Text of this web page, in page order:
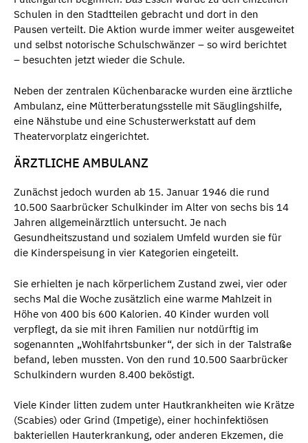
Schulen in den Stadtteilen gebracht und dort in den
Pausen verteilt. Die Aktion wurde immer weiter ausgeweitet
und selbst notorische Schulschwänzer – so wird berichtet
– besuchten jetzt wieder die Schule.
Neben der zentralen Küchenbaracke wurden eine ärztliche
Ambulanz, eine Mütterberatungsstelle mit Säuglingshilfe,
eine Nähstube und eine Schusterwerkstatt auf dem
Theatervorplatz eingerichtet.
ÄRZTLICHE AMBULANZ
Zunächst jedoch wurden ab 15. Januar 1946 die rund
10.500 Saarbrücker Schulkinder im Alter von sechs bis 14
Jahren allgemeinärztlich untersucht. Je nach
Gesundheitszustand und sozialem Umfeld wurden sie für
die Kinderspeisung in vier Kategorien eingeteilt.
Sie erhielten je nach körperlichem Zustand zwei, vier oder
sechs Mal die Woche zusätzlich eine warme Mahlzeit in
Höhe von 400 bis 600 Kalorien. 40 Kinder wurden voll
verpflegt, da sie mit ihren Familien nur notdürftig im
sogenannten „Wohlfahrtsbunker“, der sich in der Talstraße
befand, leben mussten. Von den rund 10.500 Saarbrücker
Schulkindern wurden 8.400 beköstigt.
Viele Kinder litten zudem unter Hautkrankheiten wie Krätze
(Scabies) oder Grind (Impetige), einer hochinfektiösen
bakteriellen Hauterkrankung, oder anderen Ekzemen, die